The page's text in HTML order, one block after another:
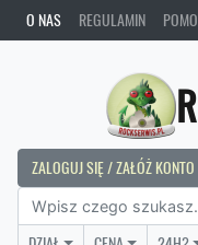
O NAS REGULAMIN
ZALOGUJ SIĘ / ZAŁÓŻ KONTO